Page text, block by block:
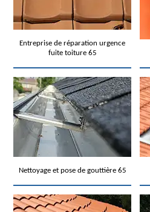
Entreprise de réparation urgence
fuite toiture 65
Nettoyage et pose de gouttière 65